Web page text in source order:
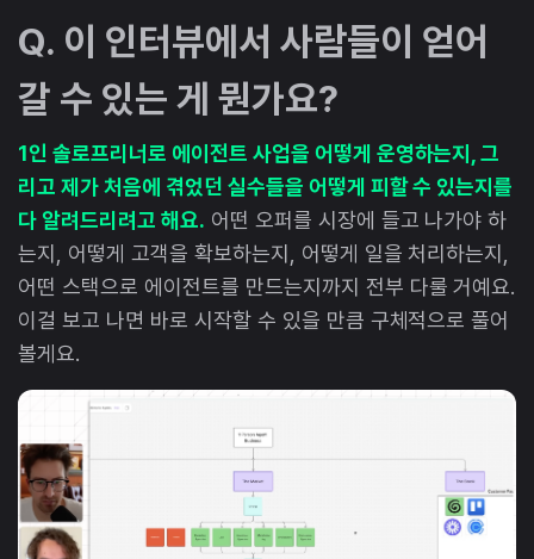
Q. 이 인터뷰에서 사람들이 얻어
갈 수 있는 게 뭔가요?
1인 솔로프리너로 에이전트 사업을 어떻게 운영하는지, 그
리고 제가 처음에 겪었던 실수들을 어떻게 피할 수 있는지를
다 알려드리려고 해요. 어떤 오퍼를 시장에 들고 나가야 하
는지, 어떻게 고객을 확보하는지, 어떻게 일을 처리하는지,
어떤 스택으로 에이전트를 만드는지까지 전부 다룰 거예요.
이걸 보고 나면 바로 시작할 수 있을 만큼 구체적으로 풀어
볼게요.